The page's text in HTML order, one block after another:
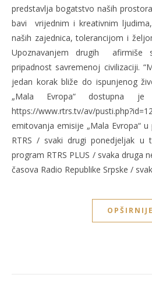
predstavlja bogatstvo naših
bavi vrijednim i kreativnim
naših zajednica, tolerancijom i
Upoznavanjem drugih
pripadnost savremenoj civilizaciji.
jedan korak bliže do ispunjenog
„Mala Evropa“ dostupna
https://www.rtrs.tv/av/
emitovanja emisije „Mala Evropa“
RTRS / svaki drugi ponedjeljak u
program RTRS PLUS / svaka druga
časova Radio Republike Srpske /
OPŠIRNIJE